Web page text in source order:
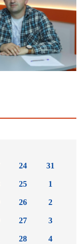
24
25
26
27
28
31
1
2
3
4